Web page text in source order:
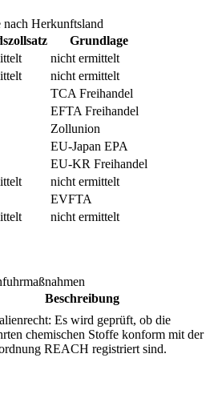
Herkunftsland
Grundlage
nicht ermittelt
nicht ermittelt
TCA Freihandel
EFTA Freihandel
Zollunion
EU-Japan EPA
EU-KR Freihandel
nicht ermittelt
EVFTA
nicht ermittelt
Beschreibung
Es wird geprüft, ob die
chemischen Stoffe konform mit der
REACH registriert sind.